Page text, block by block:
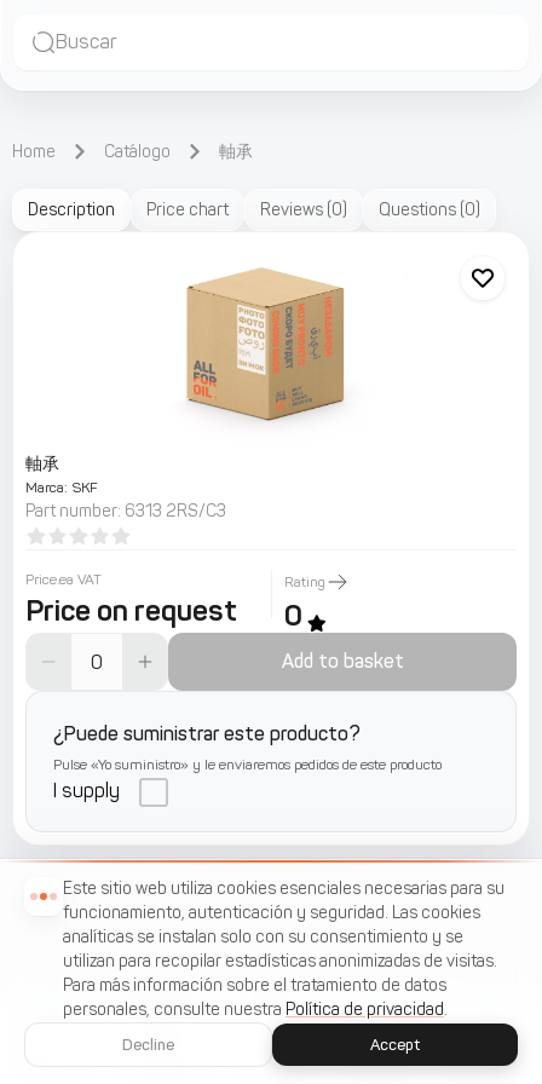
Buscar
Home Catálogo 軸承
Description Price chart Reviews (0) Questions (0)
軸承
Marca: SKF
Part number: 6313 2RS/C3
Price.ea VAT
Price on request
Rating
0
Add to basket
¿Puede suministrar este producto?
Pulse «Yo suministro» y le enviaremos pedidos de este producto
I supply
Menu Favorites
Este sitio web utiliza cookies esenciales necesarias para su
funcionamiento, autenticación y seguridad. Las cookies
analíticas se instalan solo con su consentimiento y se
utilizan para recopilar estadísticas anonimizadas de visitas.
Para más información sobre el tratamiento de datos
personales, consulte nuestra Política de privacidad.
Decline Accept